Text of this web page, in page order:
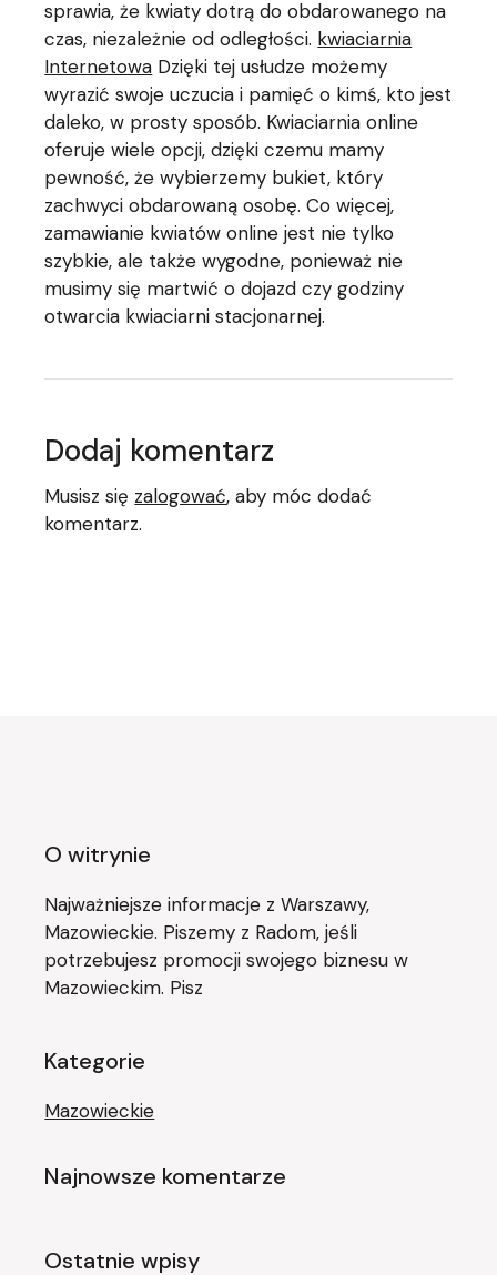
sprawia, że kwiaty dotrą do obdarowanego na
czas, niezależnie od odległości. kwiaciarnia
Internetowa Dzięki tej usłudze możemy
wyrazić swoje uczucia i pamięć o kimś, kto jest
daleko, w prosty sposób. Kwiaciarnia online
oferuje wiele opcji, dzięki czemu mamy
pewność, że wybierzemy bukiet, który
zachwyci obdarowaną osobę. Co więcej,
zamawianie kwiatów online jest nie tylko
szybkie, ale także wygodne, ponieważ nie
musimy się martwić o dojazd czy godziny
otwarcia kwiaciarni stacjonarnej.
Dodaj komentarz
Musisz się zalogować, aby móc dodać
komentarz.
O witrynie
Najważniejsze informacje z Warszawy,
Mazowieckie. Piszemy z Radom, jeśli
potrzebujesz promocji swojego biznesu w
Mazowieckim. Pisz
Kategorie
Mazowieckie
Najnowsze komentarze
Ostatnie wpisy